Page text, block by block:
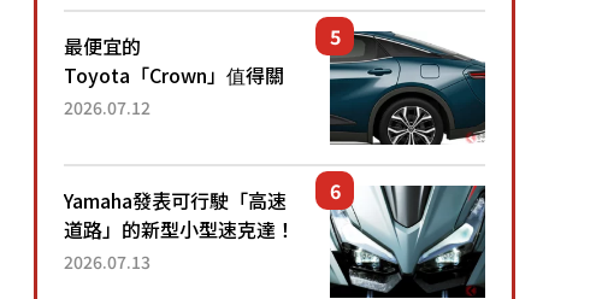
還推出467萬元日圓起的5
人座版...
最便宜的
Toyota「Crown」值得關
注！ 搭載4WD、每公升
眼！ 配備豐富、超越售價
水準，堪稱高CP值代表的
「...
2026.07.12
Yamaha發表可行駛「高速
道路」的新型小型速克達！
搭載能享受超強勁「渦輪
2026.07.13